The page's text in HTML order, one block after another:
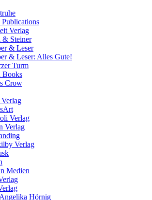
Publications
Verlag
& Steiner
& Leser
& Leser: Alles Gute!
Turm
Books
Crow
Verlag
Verlag
Verlag
Medien
Hörnig